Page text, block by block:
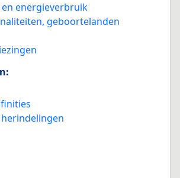
energieverbruik
geboortelanden